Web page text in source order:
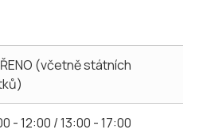
(včetně státních
- 12:00 / 13:00 - 17:00